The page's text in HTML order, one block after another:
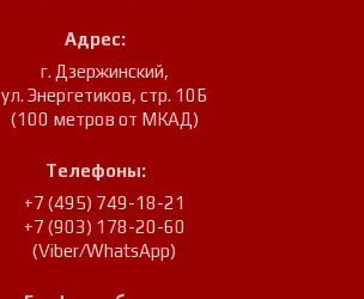
Адрес:
г. Дзержинский,
ул. Энергетиков, стр. 10Б
(100 метров от МКАД)
Телефоны:
+7 (495) 749-18-21
+7 (903) 178-20-60
(Viber/WhatsApp)